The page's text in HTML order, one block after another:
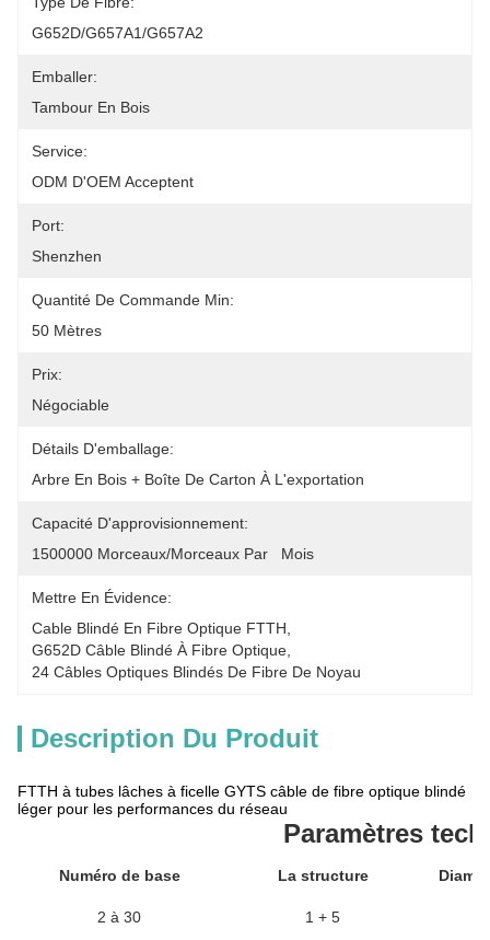
G652D/G657A1/G657A2
Emballer:
Tambour En Bois
Service:
ODM D'OEM Acceptent
Port:
Shenzhen
Quantité De Commande Min:
50 Mètres
Prix:
Négociable
Détails D'emballage:
Arbre En Bois + Boîte De Carton À L'exportation
Capacité D'approvisionnement:
1500000 Morceaux/morceaux Par   Mois
Mettre En Évidence:
Cable Blindé En Fibre Optique FTTH
G652D Câble Blindé À Fibre Optique
24 Câbles Optiques Blindés De Fibre De Noyau
Description Du Produit
FTTH à tubes lâches à ficelle GYTS câble de fibre optique blindé
léger pour les performances du réseau
Paramètres
Numéro de base La structure
2 à 30 1 + 5